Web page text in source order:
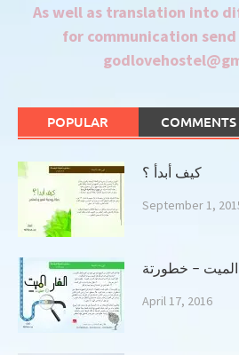
As well as translation into
for communication
POPULAR COMMENTS
كيف أبدأ ؟
September 1,
الميت – خطورتة
April 17, 2016